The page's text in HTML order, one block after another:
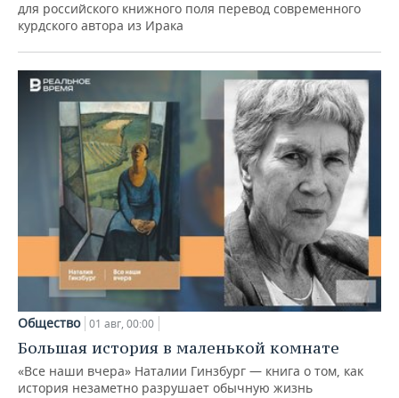
для российского книжного поля перевод современного
курдского автора из Ирака
Общество 01 авг, 00:00
Большая история в маленькой комнате
«Все наши вчера» Наталии Гинзбург — книга о том, как
история незаметно разрушает обычную жизнь